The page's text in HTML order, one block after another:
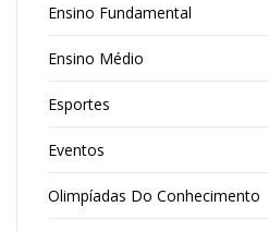
Ensino Fundamental
Ensino Médio
Esportes
Eventos
Olimpíadas Do Conhecimento